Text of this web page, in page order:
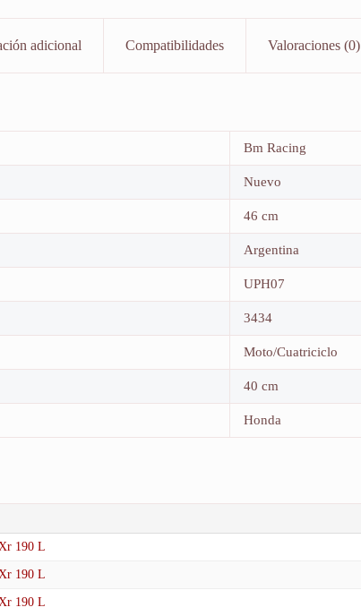
adicional Compatibilidades Valoraciones (0)
Bm Racing
Nuevo
46 cm
Argentina
UPH07
3434
Moto/Cuatriciclo
40 cm
Honda
190 L
190 L
190 L